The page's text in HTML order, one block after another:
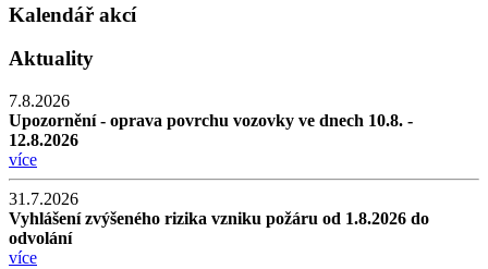
Kalendář akcí
Aktuality
7.8.2026
Upozornění - oprava povrchu vozovky ve dnech 10.8. -
12.8.2026
více
31.7.2026
Vyhlášení zvýšeného rizika vzniku požáru od 1.8.2026 do
odvolání
více